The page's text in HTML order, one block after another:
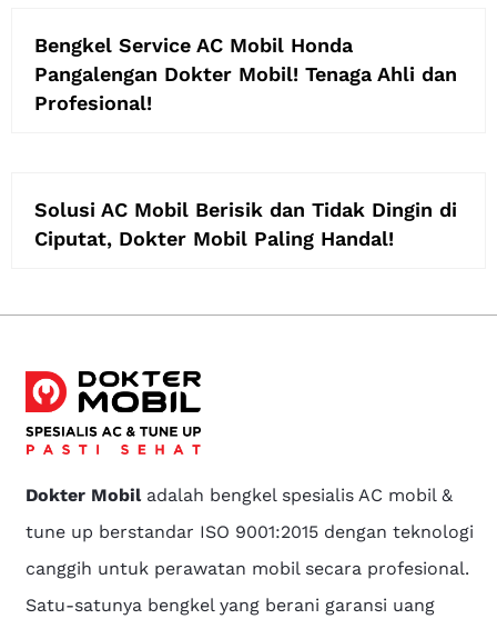
Bengkel Service AC Mobil Honda
Pangalengan Dokter Mobil! Tenaga Ahli dan
Profesional!
Solusi AC Mobil Berisik dan Tidak Dingin di
Ciputat, Dokter Mobil Paling Handal!
Dokter Mobiladalah bengkel spesialis AC mobil &
tune up berstandar ISO 9001:2015 dengan teknologi
canggih untuk perawatan mobil secara profesional.
Satu-satunya bengkel yang berani garansi uang